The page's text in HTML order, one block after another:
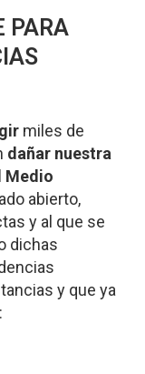
PARA
miles de
dañar nuestra
Medio
abierto,
y al que se
dichas
y que ya